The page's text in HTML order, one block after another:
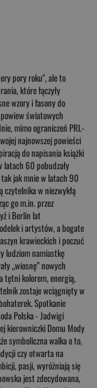
ocena: Arcydzieło 10/10"
Wybitna 9/10"
8/10"
dobra 7/10"
pory roku", ale to
które łączyły
wzory i fasony do
światowych
mimo ograniczeń PRL-
najnowszej powieści
do napisania książki
latach 60 pobudzały
jak mnie w latach 90
czytelnika w niezwykłą
go m.in. przez
i Berlin lat
i artystów, a bogate
krawieckich i poczuć
ludziom namiastkę
„wiosnę” nowych
tętni kolorem, energią,
zostaje wciągnięty w
Spotkanie
Polska - Jadwigi
kierowniczki Domu Mody
symboliczna walka o to,
czy otwarta na
pasji, wyróżniają się
jest zdecydowana,